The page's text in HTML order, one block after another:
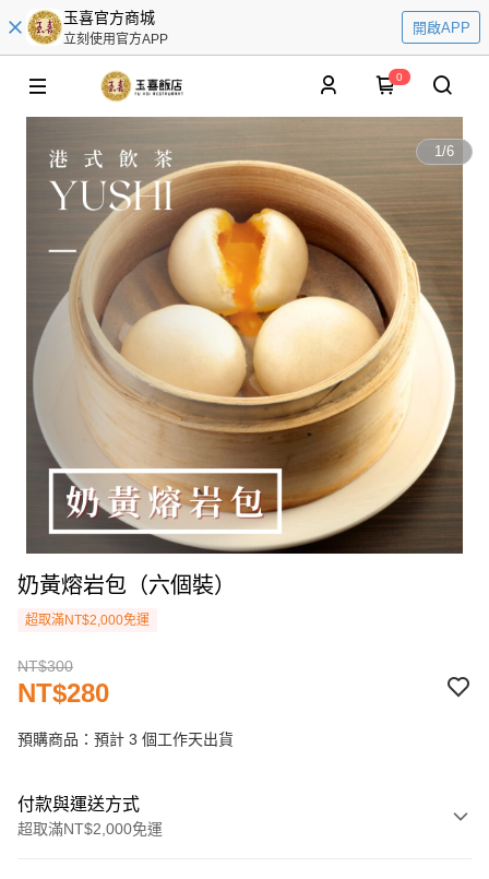
玉喜官方商城
立刻使用官方APP
開啟APP
0
1/6
奶黃熔岩包（六個裝）
超取滿NT$2,000免運
NT$300
NT$280
預購商品：預計 3 個工作天出貨
付款與運送方式
超取滿NT$2,000免運